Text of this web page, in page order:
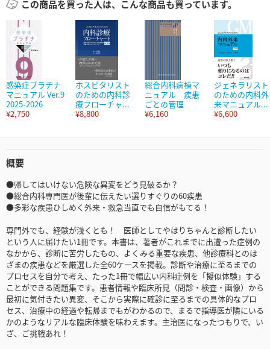
この商品を買った人は、こんな商品も買っています。
感染症プラチナ
マニュアル Ver.9
2025-2026
¥2,750
ホスピタリスト
のための内科診
療フローチャ...
¥8,800
総合内科病棟マ
ニュアル 疾患
ごとの管理
¥6,160
ジェネラリスト
のための内科外
来マニュアル...
¥6,600
概要
●帰してはいけない危険な異変をどう見破るか？
●総合内科専門医が後輩に伝えたい選りすぐりの60疾患
●多彩な疾患ひしめく外来・救急当直でも自信がもてる！
専門外でも、経験が浅くとも！ 医師としてやはりちゃんと診断したい
という人に届けたい1冊です。本書は、著者がこれまでに出遭った症例の
なかから、診断に苦労したもの、よくみる重要な疾患、他診療科とのは
ざまの疾患などを厳選した全60ケースを掲載。診断や治療に至るまでの
プロセスを自分で考え、たった1冊で幅広い内科症例を「擬似体験」する
ことができる問題集です。患者情報や臨床所見（問診・検査・画像）から
最初に気付きたい異変、そこから実際に確診に至るまでの具体的なプロ
セス、治療中の経過や転帰までもがわかるので、まるで指導医が隣にいる
かのようなリアルな臨床体験を味わえます。主治医になったつもりで、い
ざ、ご挑戦あれ！